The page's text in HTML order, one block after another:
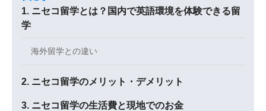
ニセコ留学とは？国内で英語環境を体験できる留
学
海外留学との違い
ニセコ留学のメリット・デメリット
ニセコ留学の生活費と現地でのお金